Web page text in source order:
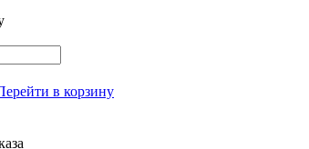
в корзину